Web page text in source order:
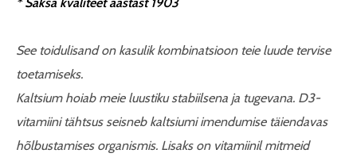
See toidulisand on kasulik kombinatsioon teie luude tervise
toetamiseks.
Kaltsium hoiab meie luustiku stabiilsena ja tugevana. D3-
vitamiini tähtsus seisneb kaltsiumi imendumise täiendavas
hõlbustamises organismis. Lisaks on vitamiinil mitmeid